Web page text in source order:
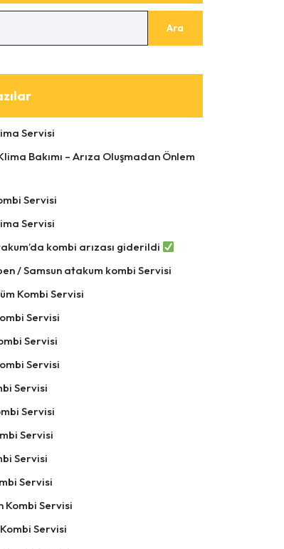
Ara
Servisi
Bakımı – Arıza Oluşmadan Önlem
Servisi
Servisi
kombi arızası giderildi
/ Samsun atakum kombi Servisi
Kombi Servisi
Servisi
Servisi
Servisi
Servisi
Servisi
Servisi
Servisi
Servisi
Kombi Servisi
Servisi